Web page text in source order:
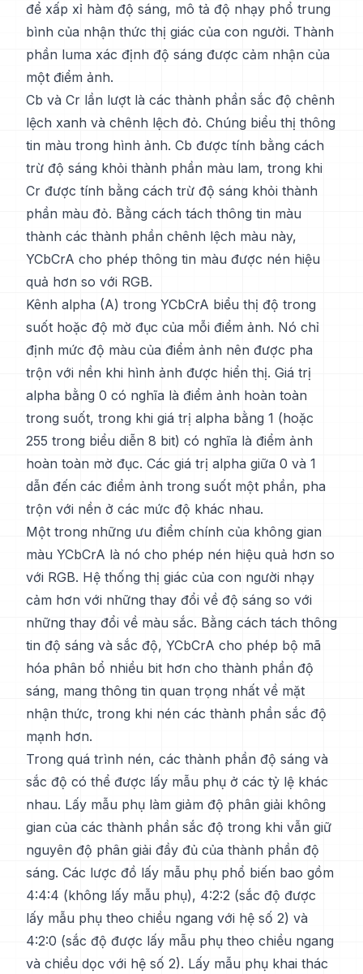
để xấp xỉ hàm độ sáng, mô tả độ nhạy phổ trung
bình của nhận thức thị giác của con người. Thành
phần luma xác định độ sáng được cảm nhận của
một điểm ảnh.
Cb và Cr lần lượt là các thành phần sắc độ chênh
lệch xanh và chênh lệch đỏ. Chúng biểu thị thông
tin màu trong hình ảnh. Cb được tính bằng cách
trừ độ sáng khỏi thành phần màu lam, trong khi
Cr được tính bằng cách trừ độ sáng khỏi thành
phần màu đỏ. Bằng cách tách thông tin màu
thành các thành phần chênh lệch màu này,
YCbCrA cho phép thông tin màu được nén hiệu
quả hơn so với RGB.
Kênh alpha (A) trong YCbCrA biểu thị độ trong
suốt hoặc độ mờ đục của mỗi điểm ảnh. Nó chỉ
định mức độ màu của điểm ảnh nên được pha
trộn với nền khi hình ảnh được hiển thị. Giá trị
alpha bằng 0 có nghĩa là điểm ảnh hoàn toàn
trong suốt, trong khi giá trị alpha bằng 1 (hoặc
255 trong biểu diễn 8 bit) có nghĩa là điểm ảnh
hoàn toàn mờ đục. Các giá trị alpha giữa 0 và 1
dẫn đến các điểm ảnh trong suốt một phần, pha
trộn với nền ở các mức độ khác nhau.
Một trong những ưu điểm chính của không gian
màu YCbCrA là nó cho phép nén hiệu quả hơn so
với RGB. Hệ thống thị giác của con người nhạy
cảm hơn với những thay đổi về độ sáng so với
những thay đổi về màu sắc. Bằng cách tách thông
tin độ sáng và sắc độ, YCbCrA cho phép bộ mã
hóa phân bổ nhiều bit hơn cho thành phần độ
sáng, mang thông tin quan trọng nhất về mặt
nhận thức, trong khi nén các thành phần sắc độ
mạnh hơn.
Trong quá trình nén, các thành phần độ sáng và
sắc độ có thể được lấy mẫu phụ ở các tỷ lệ khác
nhau. Lấy mẫu phụ làm giảm độ phân giải không
gian của các thành phần sắc độ trong khi vẫn giữ
nguyên độ phân giải đầy đủ của thành phần độ
sáng. Các lược đồ lấy mẫu phụ phổ biến bao gồm
4:4:4 (không lấy mẫu phụ), 4:2:2 (sắc độ được
lấy mẫu phụ theo chiều ngang với hệ số 2) và
4:2:0 (sắc độ được lấy mẫu phụ theo chiều ngang
và chiều dọc với hệ số 2). Lấy mẫu phụ khai thác